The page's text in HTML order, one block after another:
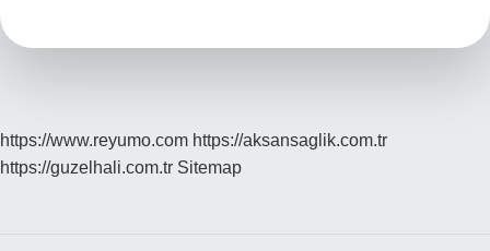
https://www.reyumo.com https://aksansaglik.com.tr
https://guzelhali.com.tr Sitemap